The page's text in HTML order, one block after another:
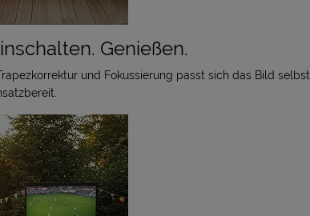
Genießen.
und Fokussierung passt sich das Bild